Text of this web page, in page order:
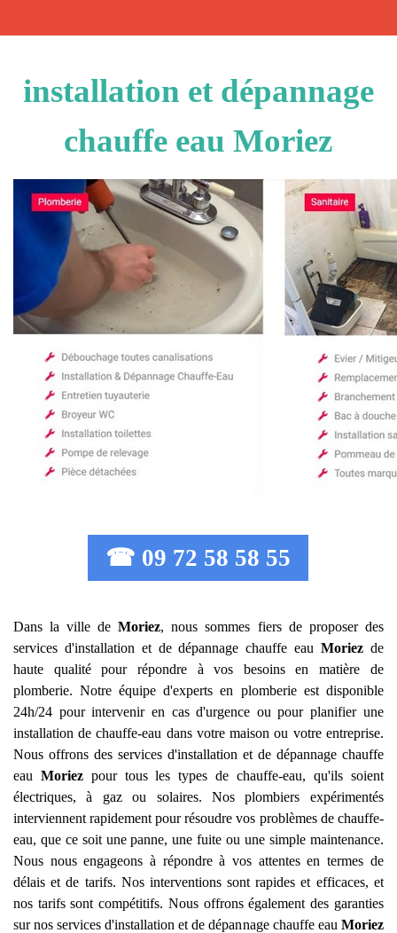
installation et dépannage
chauffe eau Moriez
☎ 09 72 58 58 55
Dans la ville deMoriez, nous sommes fiers de proposer des
services d'installation et de dépannage chauffe eau Moriezde
haute qualité pour répondre à vos besoins en matière de
plomberie. Notre équipe d'experts en plomberie est disponible
24h/24 pour intervenir en cas d'urgence ou pour planifier une
installation de chauffe-eau dans votre maison ou votre entreprise.
Nous offrons des services d'installation et de dépannage chauffe
eau Moriezpour tous les types de chauffe-eau, qu'ils soient
électriques, à gaz ou solaires. Nos plombiers expérimentés
interviennent rapidement pour résoudre vos problèmes de chauffe-
eau, que ce soit une panne, une fuite ou une simple maintenance.
Nous nous engageons à répondre à vos attentes en termes de
délais et de tarifs. Nos interventions sont rapides et efficaces, et
nos tarifs sont compétitifs. Nous offrons également des garanties
sur nos services d'installation et de dépannage chauffe eau Moriez